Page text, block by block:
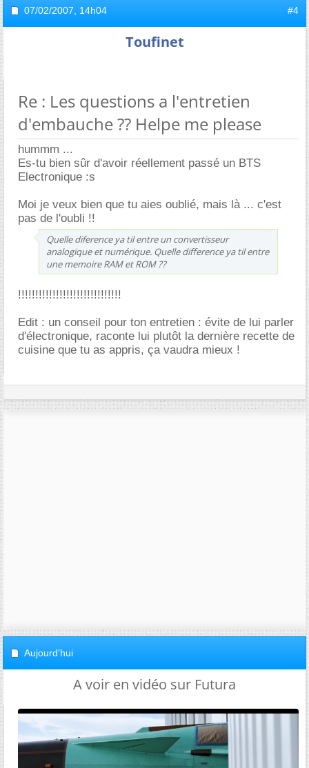
07/02/2007, 14h04 #4
Toufinet
Re : Les questions a l'entretien
d'embauche ?? Helpe me please
hummm ...
Es-tu bien sûr d'avoir réellement passé un BTS
Electronique :s
Moi je veux bien que tu aies oublié, mais là ... c'est
pas de l'oubli !!
Quelle diference ya til entre un convertisseur
analogique et numérique. Quelle difference ya til entre
une memoire RAM et ROM ??
!!!!!!!!!!!!!!!!!!!!!!!!!!!!!!
Edit : un conseil pour ton entretien : évite de lui parler
d'électronique, raconte lui plutôt la dernière recette de
cuisine que tu as appris, ça vaudra mieux !
Aujourd'hui
A voir en vidéo sur Futura